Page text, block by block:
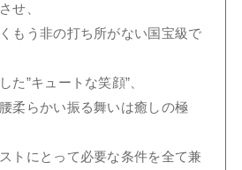
せ、
もう非の打ち所がない国宝級で
た”キュートな笑顔”、
柔らかい振る舞いは癒しの極
トにとって必要な条件を全て兼